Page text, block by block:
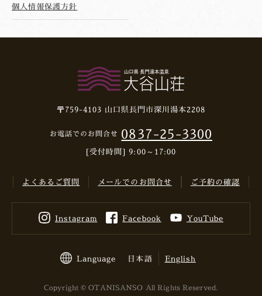
個人情報保護方針
〒759-4103 山口県長門市深川湯本2208
お電話でのお問合せ 0837-25-3300
[受付時間] 9:00～17:00
よくあるご質問 メールでのお問合せ ご予約の確認
Instagram Facebook YouTube
Language English
日本語
Copyright © OTANISANSO All Rights Reserved.